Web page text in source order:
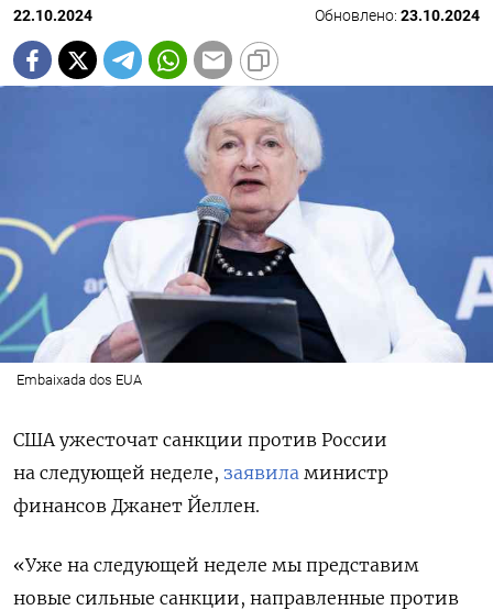
22.10.2024 Обновлено: 23.10.2024
Embaixada dos EUA
США ужесточат санкции против России
на следующей неделе, заявила министр
финансов Джанет Йеллен.
«Уже на следующей неделе мы представим
новые сильные санкции, направленные против